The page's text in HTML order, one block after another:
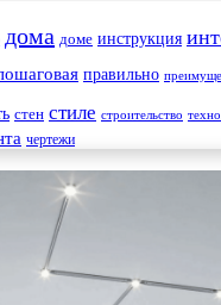
дома доме инструкция
правильно
стен стиле строительство
чертежи